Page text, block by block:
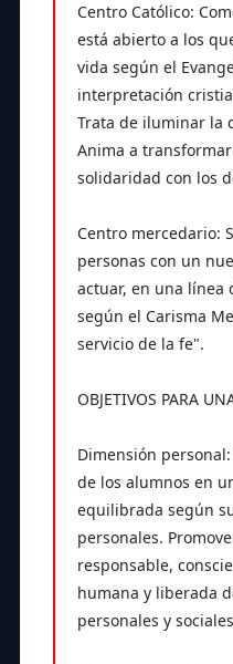
Centro Católico:
está abierto a los
vida según el
interpretación
Trata de iluminar la
Anima a
solidaridad con los
Centro mercedario:
personas con un
actuar, en una línea
según el Carisma
servicio de la fe".
OBJETIVOS PARA
Dimensión
de los alumnos en
equilibrada según
personales.
responsable,
humana y liberada
personales y